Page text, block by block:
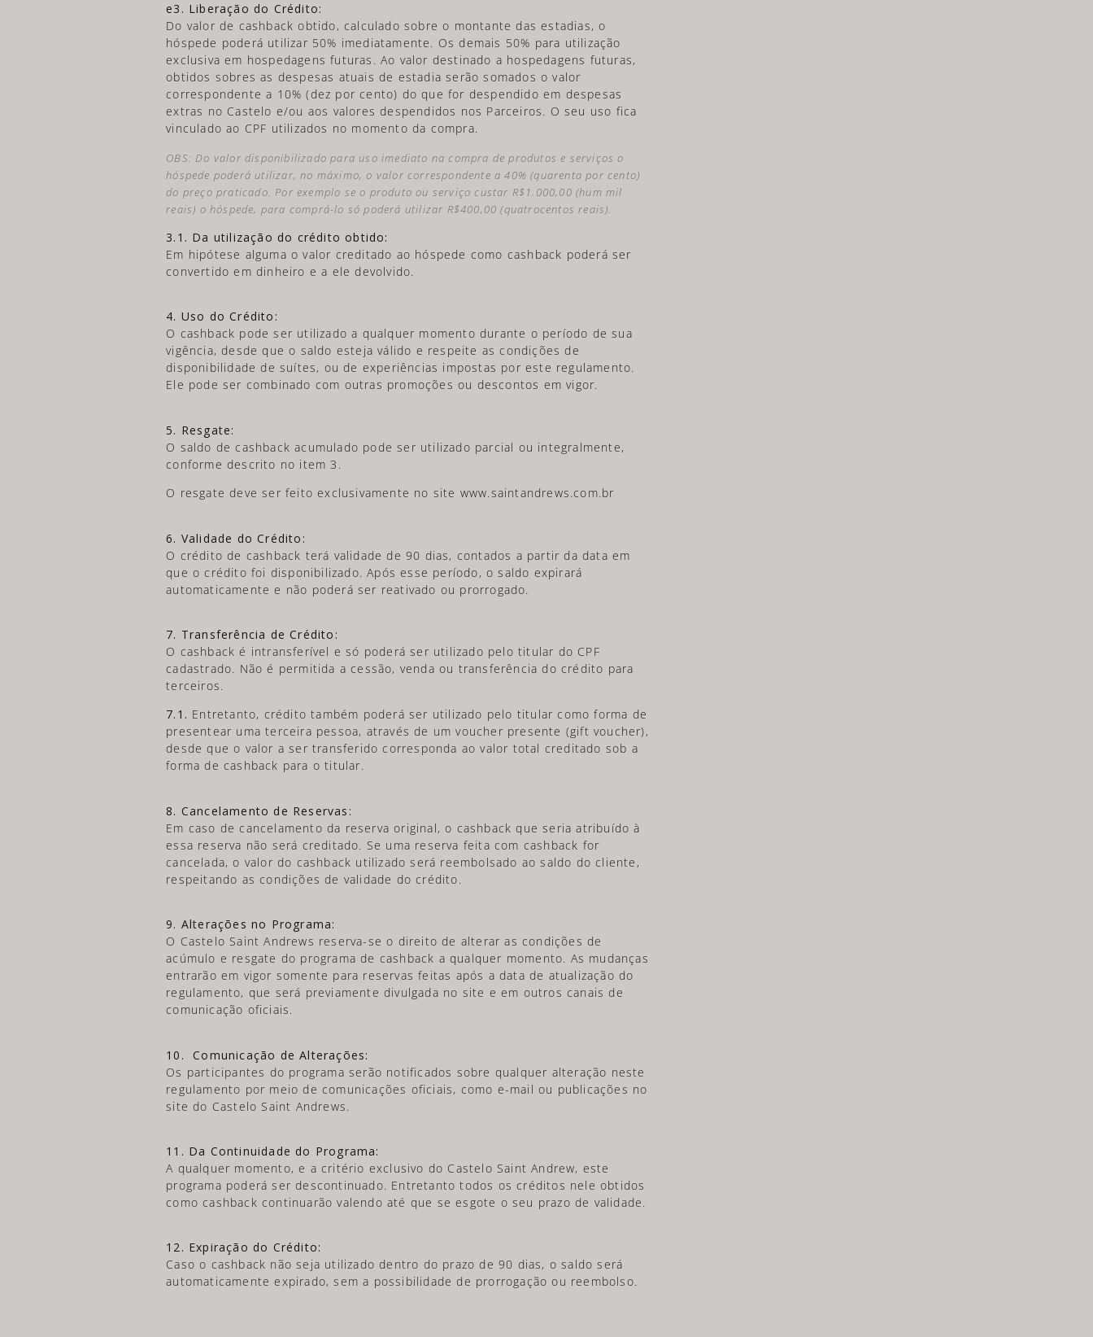
e3. Liberação do Crédito:
Do valor de cashback obtido, calculado sobre o montante das estadias, o
hóspede poderá utilizar 50% imediatamente. Os demais 50% para utilização
exclusiva em hospedagens futuras. Ao valor destinado a hospedagens futuras,
obtidos sobres as despesas atuais de estadia serão somados o valor
correspondente a 10% (dez por cento) do que for despendido em despesas
extras no Castelo e/ou aos valores despendidos nos Parceiros. O seu uso fica
vinculado ao CPF utilizados no momento da compra.
OBS: Do valor disponibilizado para uso imediato na compra de produtos e serviços o
hóspede poderá utilizar, no máximo, o valor correspondente a 40% (quarenta por cento)
do preço praticado. Por exemplo se o produto ou serviço custar R$1.000,00 (hum mil
reais) o hóspede, para comprá-lo só poderá utilizar R$400,00 (quatrocentos reais).
3.1. Da utilização do crédito obtido:
Em hipótese alguma o valor creditado ao hóspede como cashback poderá ser
convertido em dinheiro e a ele devolvido.
4. Uso do Crédito:
O cashback pode ser utilizado a qualquer momento durante o período de sua
vigência, desde que o saldo esteja válido e respeite as condições de
disponibilidade de suítes, ou de experiências impostas por este regulamento.
Ele pode ser combinado com outras promoções ou descontos em vigor.
5. Resgate:
O saldo de cashback acumulado pode ser utilizado parcial ou integralmente,
conforme descrito no item 3.
O resgate deve ser feito exclusivamente no site www.saintandrews.com.br
6. Validade do Crédito:
O crédito de cashback terá validade de 90 dias, contados a partir da data em
que o crédito foi disponibilizado. Após esse período, o saldo expirará
automaticamente e não poderá ser reativado ou prorrogado.
7. Transferência de Crédito:
O cashback é intransferível e só poderá ser utilizado pelo titular do CPF
cadastrado. Não é permitida a cessão, venda ou transferência do crédito para
terceiros.
7.1. Entretanto, crédito também poderá ser utilizado pelo titular como forma de
presentear uma terceira pessoa, através de um voucher presente (gift voucher),
desde que o valor a ser transferido corresponda ao valor total creditado sob a
forma de cashback para o titular.
8. Cancelamento de Reservas:
Em caso de cancelamento da reserva original, o cashback que seria atribuído à
essa reserva não será creditado. Se uma reserva feita com cashback for
cancelada, o valor do cashback utilizado será reembolsado ao saldo do cliente,
respeitando as condições de validade do crédito.
9. Alterações no Programa:
O Castelo Saint Andrews reserva-se o direito de alterar as condições de
acúmulo e resgate do programa de cashback a qualquer momento. As mudanças
entrarão em vigor somente para reservas feitas após a data de atualização do
regulamento, que será previamente divulgada no site e em outros canais de
comunicação oficiais.
10. Comunicação de Alterações:
Os participantes do programa serão notificados sobre qualquer alteração neste
regulamento por meio de comunicações oficiais, como e-mail ou publicações no
site do Castelo Saint Andrews.
11. Da Continuidade do Programa:
A qualquer momento, e a critério exclusivo do Castelo Saint Andrew, este
programa poderá ser descontinuado. Entretanto todos os créditos nele obtidos
como cashback continuarão valendo até que se esgote o seu prazo de validade.
12. Expiração do Crédito:
Caso o cashback não seja utilizado dentro do prazo de 90 dias, o saldo será
automaticamente expirado, sem a possibilidade de prorrogação ou reembolso.